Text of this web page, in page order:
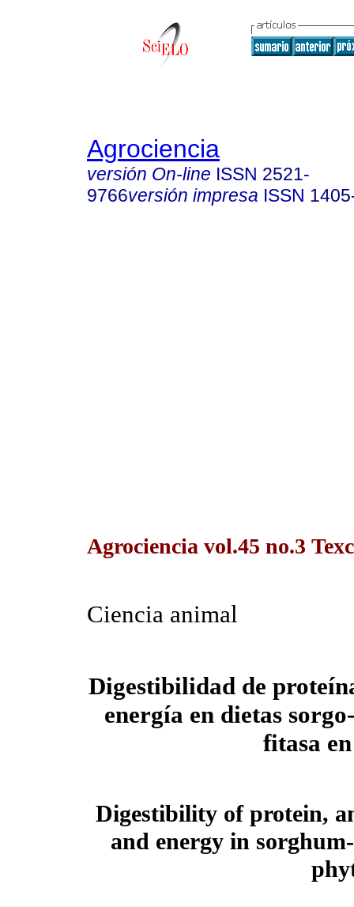
Agrociencia
versión On-line ISSN 2521-
9766versión impresa ISSN
Agrociencia vol.45 no.3
Ciencia animal
Digestibilidad de
energía en dietas
fitasa
Digestibility of protein,
and energy in